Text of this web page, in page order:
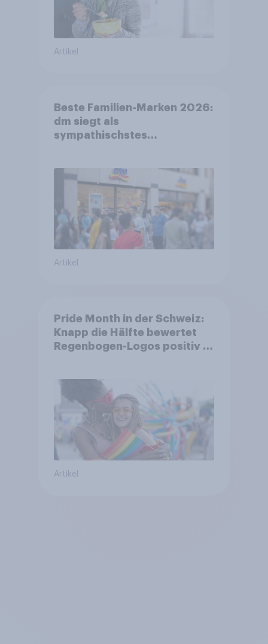
Artikel
Beste Familien-Marken 2026:
dm siegt als
sympathischstes
Artikel
Pride Month in der Schweiz:
Knapp die Hälfte bewertet
Regenbogen-Logos positiv –
Artikel